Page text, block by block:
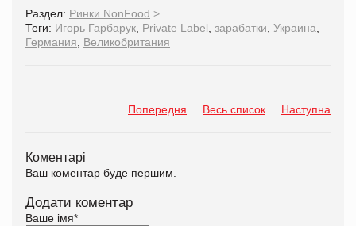
Раздел: Ринки NonFood >
Теги: Игорь Гарбарук Private Label зарабатки Украина
Германия
Великобритания
Попередня Весь список Наступна
Коментарі
Ваш коментар буде першим.
Додати коментар
Ваше імя*